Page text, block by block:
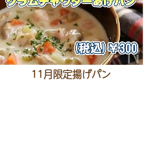
11月限定揚げパン